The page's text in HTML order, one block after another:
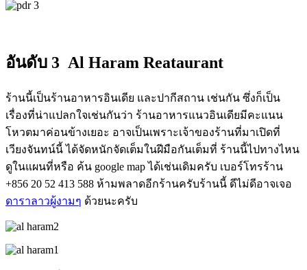
อันดับ 3 Al Haram Reataurant
ร้านนี้เป็นร้านอาหารอินเดีย และปากีสถาน เช่นกัน ซึ่งก็เป็น
เรื่องที่น่าแปลกใจเช่นกันว่า ร้านอาหารแนวอินเดียมีคะแนน
โหวตมาค่อนข้างเยอะ อาจเป็นเพราะเจ้าของร้านที่มาเปิดที่
เวียงจันทน์นี้ ได้จัดหนักจัดเต็มในฝีมือกันเต็มที่ ร้านนี้ไปทางไหน
ดูในแผนที่หรือ ค้น google map ได้เช่นเดิมครับ เบอร์โทรร้าน
+856 20 52 413 588 ห้ามพลาดอีกร้านครับร้านนี้ ดีไม่ดีอาจเจอ
ดาราลาวผู้งามๆ ด้วยนะครับ